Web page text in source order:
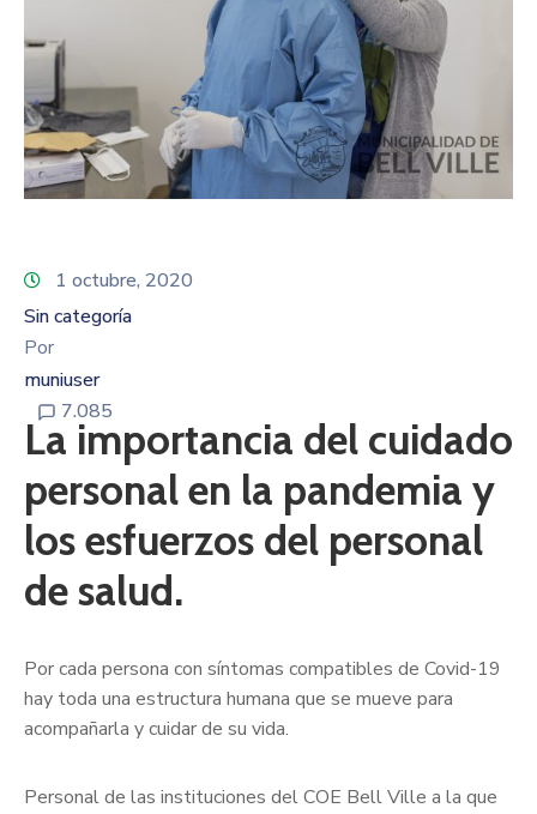
1 octubre, 2020
Sin categoría
Por
muniuser
7.085
La importancia del cuidado
personal en la pandemia y
los esfuerzos del personal
de salud.
Por cada persona con síntomas compatibles de Covid-19
hay toda una estructura humana que se mueve para
acompañarla y cuidar de su vida.
Personal de las instituciones del COE Bell Ville a la que